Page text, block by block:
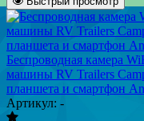
Беспроводная камера
машины RV Trailers
планшета и смартфон
Артикул: -